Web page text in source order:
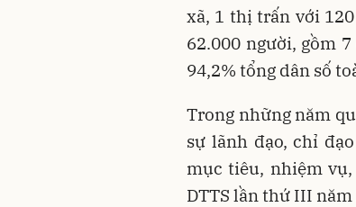
xã, 1 thị trấn với
62.000 người, gồm
94,2% tổng dân số
Trong những năm
sự lãnh đạo, chỉ
mục tiêu, nhiệm
DTTS lần thứ III